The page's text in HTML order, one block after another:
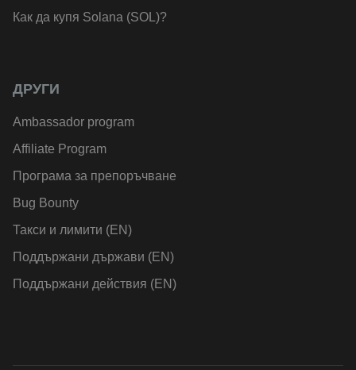
Как да купя Solana (SOL)?
ДРУГИ
Ambassador program
Affiliate Program
Програма за препоръчване
Bug Bounty
Такси и лимити (EN)
Поддържани държави (EN)
Поддържани действия (EN)